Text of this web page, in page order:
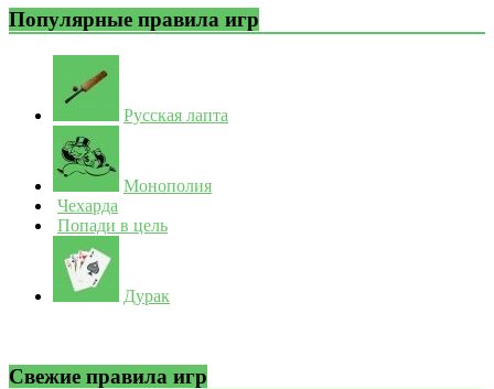
Популярные правила игр
Русская лапта
Монополия
Чехарда
Попади в цель
Дурак
Свежие правила игр